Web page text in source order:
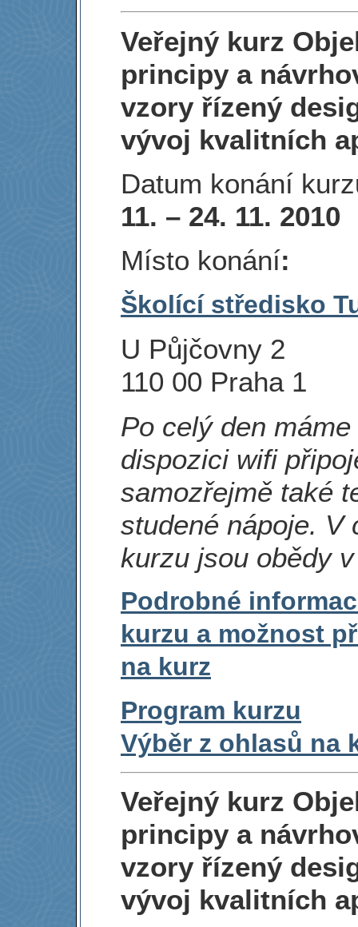
Veřejný kurz
principy a
vzory řízený
vývoj kvalitních
Datum konání
11. – 24. 11. 2010
Místo konání:
Školící středisko
U Půjčovny 2
110 00 Praha 1
Po celý den máme
dispozici wifi
samozřejmě také
studené nápoje. V
kurzu jsou obědy
Podrobné
kurzu a možnost
na kurz
Program kurzu
Výběr z ohlasů na
Veřejný kurz
principy a
vzory řízený
vývoj kvalitních